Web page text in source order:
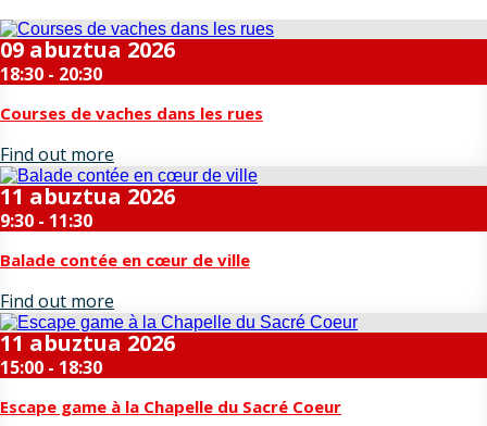
09 abuztua 2026
18:30 - 20:30
Courses de vaches dans les rues
Find out more
11 abuztua 2026
9:30 - 11:30
Balade contée en cœur de ville
Find out more
11 abuztua 2026
15:00 - 18:30
Escape game à la Chapelle du Sacré Coeur